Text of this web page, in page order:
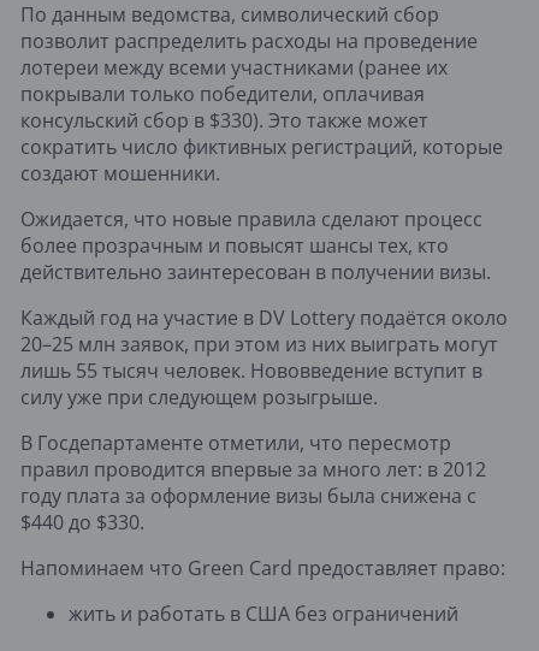
По данным ведомства, символический сбор
позволит распределить расходы на проведение
лотереи между всеми участниками (ранее их
покрывали только победители, оплачивая
консульский сбор в $330). Это также может
сократить число фиктивных регистраций, которые
создают мошенники.
Ожидается, что новые правила сделают процесс
более прозрачным и повысят шансы тех, кто
действительно заинтересован в получении визы.
Каждый год на участие в DV Lottery подаётся около
20–25 млн заявок, при этом из них выиграть могут
лишь 55 тысяч человек. Нововведение вступит в
силу уже при следующем розыгрыше.
В Госдепартаменте отметили, что пересмотр
правил проводится впервые за много лет: в 2012
году плата за оформление визы была снижена с
$440 до $330.
Напоминаем что Green Card предоставляет право:
жить и работать в США без ограничений